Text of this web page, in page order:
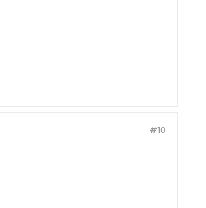
#10